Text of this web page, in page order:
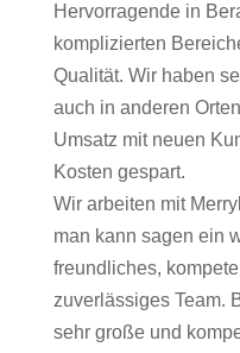
Hervorragende in
komplizierten
Qualität. Wir haben
auch in anderen
Umsatz mit neuen
Kosten gespart.
Wir arbeiten mit
man kann sagen ein
freundliches,
zuverlässiges Team.
sehr große und